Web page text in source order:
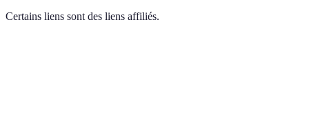
Certains liens sont des liens affiliés.